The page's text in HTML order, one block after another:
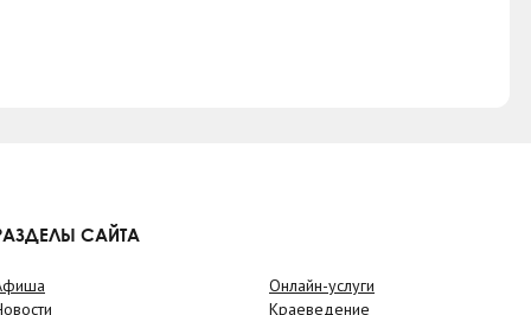
САЙТА
Онлайн-услуги
Краеведение